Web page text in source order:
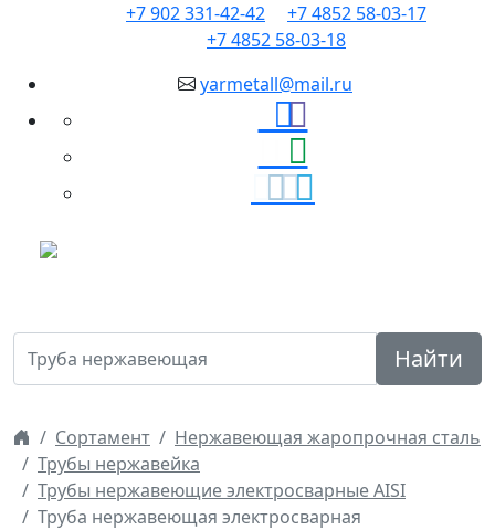
+7 902 331-42-42
+7 4852 58-03-17
+7 4852 58-03-18
yarmetall@mail.ru
Найти
Сортамент
Нержавеющая жаропрочная сталь
Трубы нержавейка
Трубы нержавеющие электросварные AISI
Труба нержавеющая электросварная